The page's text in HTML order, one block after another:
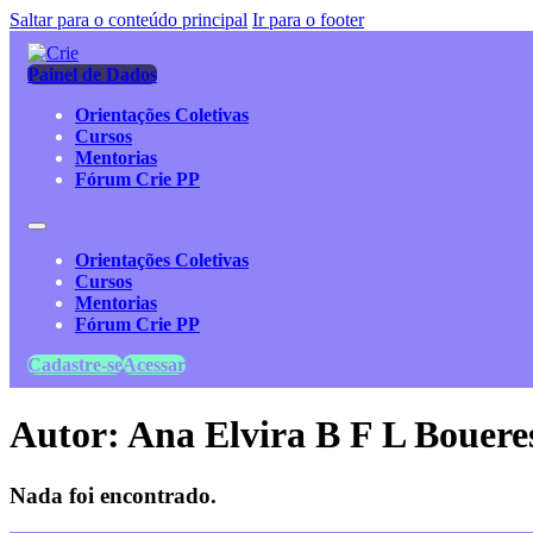
Saltar para o conteúdo principal Ir para o footer
Painel de Dados
Orientações Coletivas
Cursos
Mentorias
Fórum Crie PP
Orientações Coletivas
Cursos
Mentorias
Fórum Crie PP
Cadastre-seAcessar
Autor: Ana Elvira B F L
Nada foi encontrado.